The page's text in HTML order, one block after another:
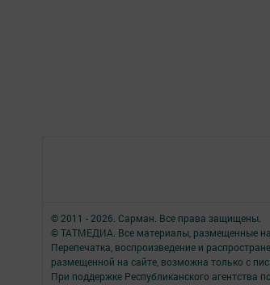
© 2011 - 2026. Сарман. Все права защищены.
© ТАТМЕДИА. Все материалы, размещенные
Перепечатка, воспроизведение и
размещенной на сайте, возможна только с
При поддержке Республиканского агентства